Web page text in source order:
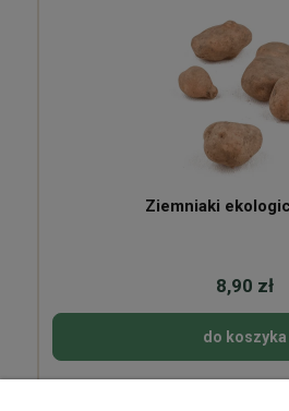
Ziemniaki
8,90 zł
do koszyka